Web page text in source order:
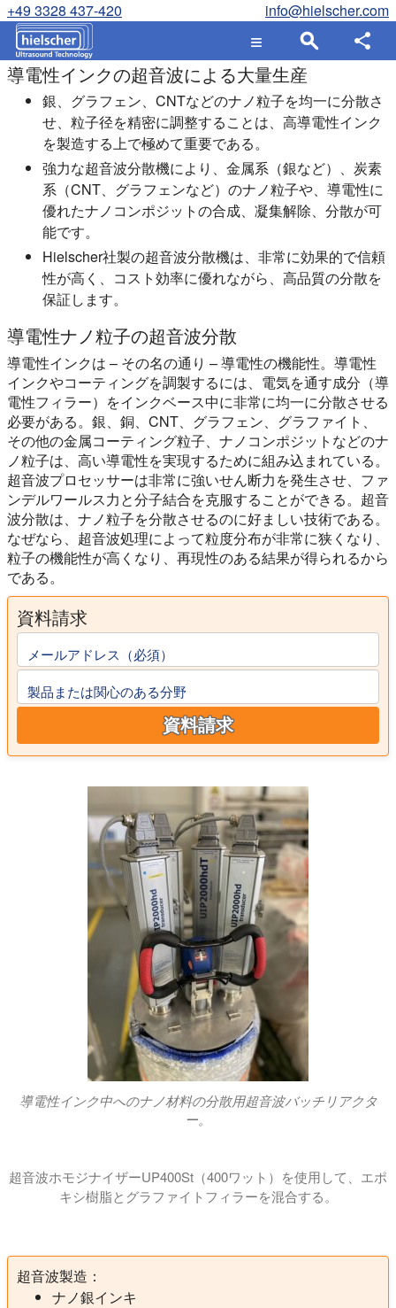
+49 3328 437-420 info@hielscher.com
導電性インクの超音波による大量生産
銀、グラフェン、CNTなどのナノ粒子を均一に分散さ
せ、粒子径を精密に調整することは、高導電性インク
を製造する上で極めて重要である。
強力な超音波分散機により、金属系（銀など）、炭素
系（CNT、グラフェンなど）のナノ粒子や、導電性に
優れたナノコンポジットの合成、凝集解除、分散が可
能です。
Hielscher社製の超音波分散機は、非常に効果的で信頼
性が高く、コスト効率に優れながら、高品質の分散を
保証します。
導電性ナノ粒子の超音波分散
導電性インクは – その名の通り – 導電性の機能性。導電性
インクやコーティングを調製するには、電気を通す成分（導
電性フィラー）をインクベース中に非常に均一に分散させる
必要がある。銀、銅、CNT、グラフェン、グラファイト、
その他の金属コーティング粒子、ナノコンポジットなどのナ
ノ粒子は、高い導電性を実現するために組み込まれている。
超音波プロセッサーは非常に強いせん断力を発生させ、ファ
ンデルワールス力と分子結合を克服することができる。超音
波分散は、ナノ粒子を分散させるのに好ましい技術である。
なぜなら、超音波処理によって粒度分布が非常に狭くなり、
粒子の機能性が高くなり、再現性のある結果が得られるから
である。
資料請求
メールアドレス（必須）
製品または関心のある分野
資料請求
導電性インク中へのナノ材料の分散用超音波バッチリアクタ
ー。
超音波ホモジナイザーUP400St（400ワット）を使用して、エポ
キシ樹脂とグラファイトフィラーを混合する。
超音波製造：
ナノ銀インキ